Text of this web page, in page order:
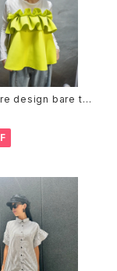
design bare to
ベアトップ フリル フ